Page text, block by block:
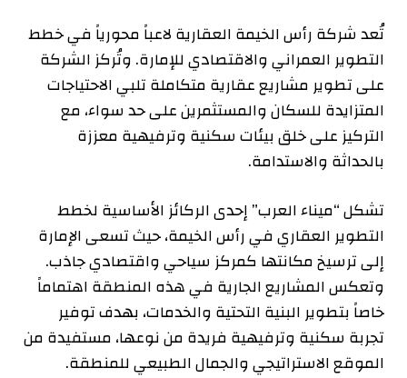
تُعد شركة رأس الخيمة العقارية لاعباً محورياً في خطط
التطوير العمراني والاقتصادي للإمارة. وتُركز الشركة
على تطوير مشاريع عقارية متكاملة تلبي الاحتياجات
المتزايدة للسكان والمستثمرين على حد سواء، مع
التركيز على خلق بيئات سكنية وترفيهية معززة
بالحداثة والاستدامة.
تشكل “ميناء العرب” إحدى الركائز الأساسية لخطط
التطوير العقاري في رأس الخيمة، حيث تسعى الإمارة
إلى ترسيخ مكانتها كمركز سياحي واقتصادي جاذب.
وتعكس المشاريع الجارية في هذه المنطقة اهتماماً
خاصاً بتطوير البنية التحتية والخدمات، بهدف توفير
تجربة سكنية وترفيهية فريدة من نوعها، مستفيدة من
الموقع الاستراتيجي والجمال الطبيعي للمنطقة.